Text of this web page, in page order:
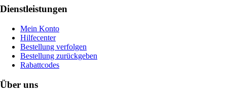
Dienstleistungen
Mein Konto
Hilfecenter
Bestellung verfolgen
Bestellung zurückgeben
Rabattcodes
Über uns